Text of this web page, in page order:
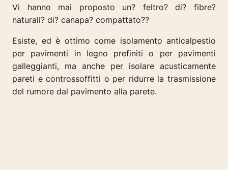
Vi hanno mai proposto un? feltro? di? fibre?
naturali? di? canapa? compattato??
Esiste, ed è ottimo come isolamento anticalpestio
per pavimenti in legno prefiniti o per pavimenti
galleggianti, ma anche per isolare acusticamente
pareti e controssoffitti o per ridurre la trasmissione
del rumore dal pavimento alla parete.